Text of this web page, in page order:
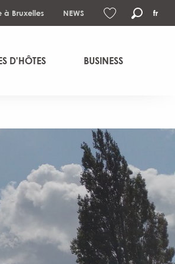
fr
à Bruxelles NEWS
D'HÔTES BUSINESS